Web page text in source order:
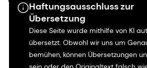
Haftungsausschluss zur
Übersetzung
Diese Seite wurde mithilfe von KI
übersetzt. Obwohl wir uns um
bemühen, können Übersetzungen